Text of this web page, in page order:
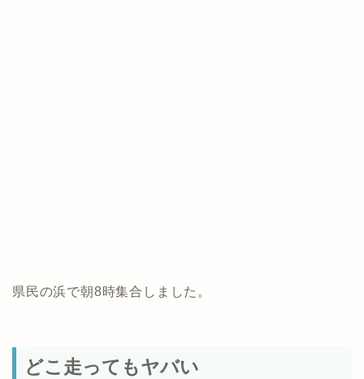
県民の浜で朝8時集合しました。
どこ走ってもヤバい